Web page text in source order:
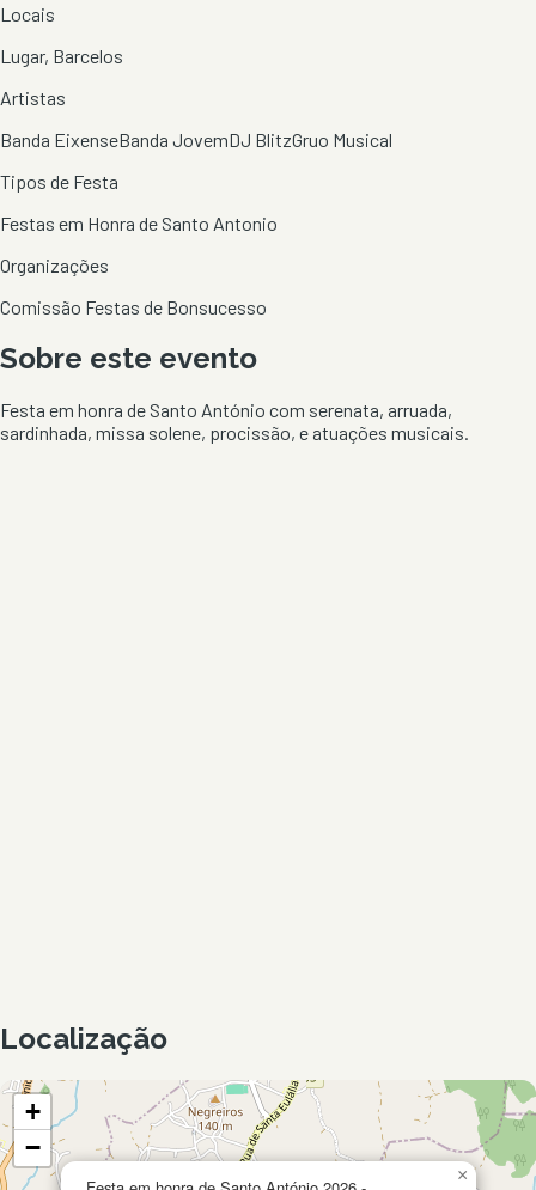
Locais
Lugar, Barcelos
Artistas
Banda EixenseBanda JovemDJ BlitzGruo Musical
Tipos de Festa
Festas em Honra de Santo Antonio
Organizações
Comissão Festas de Bonsucesso
Sobre este evento
Festa em honra de Santo António com serenata, arruada,
sardinhada, missa solene, procissão, e atuações musicais.
Localização
×
+
−